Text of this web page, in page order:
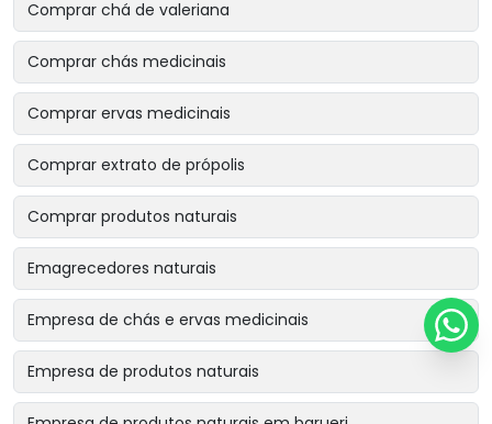
Comprar chá de valeriana
Comprar chás medicinais
Comprar ervas medicinais
Comprar extrato de própolis
Comprar produtos naturais
Emagrecedores naturais
Empresa de chás e ervas medicinais
Empresa de produtos naturais